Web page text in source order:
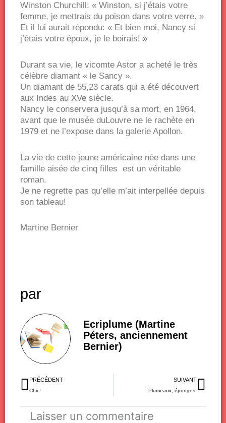
Winston Churchill: « Winston, si j’étais votre
femme, je mettrais du poison dans votre verre. »
Et il lui aurait répondu: « Et bien moi, Nancy si
j’étais votre époux, je le boirais! »
Durant sa vie, le vicomte Astor a acheté le très
célèbre diamant « le Sancy ».
Un diamant de 55,23 carats qui a été découvert
aux Indes au XVe siècle.
Nancy le conservera jusqu’à sa mort, en 1964,
avant que le musée duLouvre ne le rachète en
1979 et ne l’expose dans la galerie Apollon.
La vie de cette jeune américaine née dans une
famille aisée de cinq filles est un véritable
roman.
Je ne regrette pas qu’elle m’ait interpellée depuis
son tableau!
Martine Bernier
par
Ecriplume (Martine
Péters, anciennement
Bernier)
Précédent
PRÉCÉDENT
Chic!
SUIVANT
Plumeaux, éponges!
Laisser un commentaire